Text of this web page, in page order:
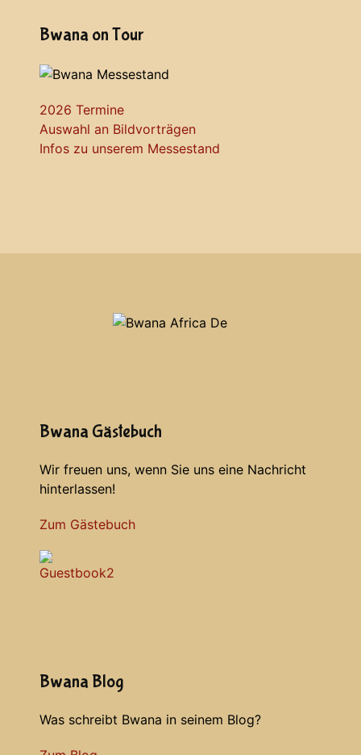
Bwana on Tour
2026 Termine
Auswahl an Bildvorträgen
Infos zu unserem Messestand
Bwana Gästebuch
Wir freuen uns, wenn Sie uns eine Nachricht
hinterlassen!
Zum Gästebuch
Bwana Blog
Was schreibt Bwana in seinem Blog?